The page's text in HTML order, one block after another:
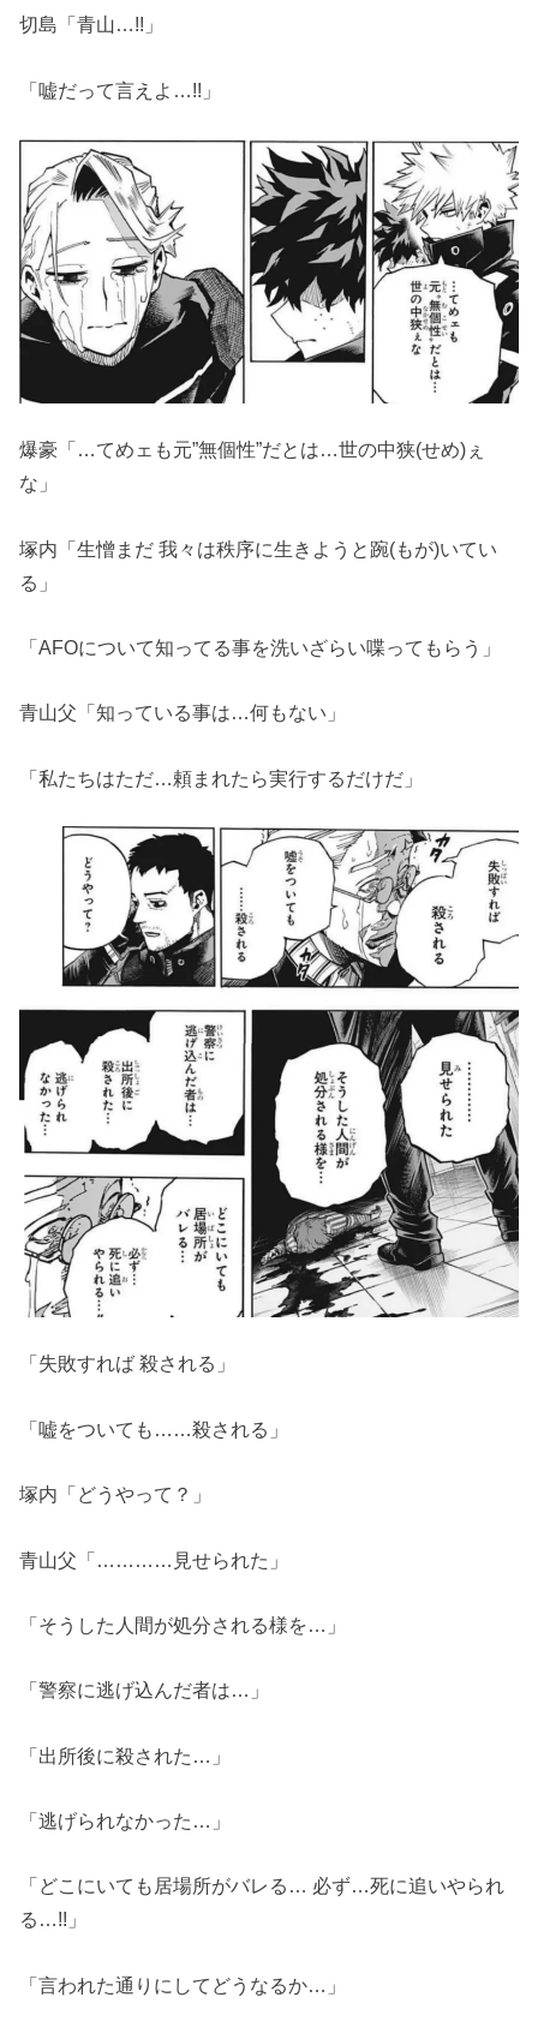
切島「青山…!!」
「嘘だって言えよ…!!」
爆豪「…てめェも元”無個性”だとは…世の中狭(せめ)ぇ
な」
塚内「生憎まだ 我々は秩序に生きようと踠(もが)いてい
る」
「AFOについて知ってる事を洗いざらい喋ってもらう」
青山父「知っている事は…何もない」
「私たちはただ…頼まれたら実行するだけだ」
「失敗すれば 殺される」
「嘘をついても……殺される」
塚内「どうやって？」
青山父「…………見せられた」
「そうした人間が処分される様を…」
「警察に逃げ込んだ者は…」
「出所後に殺された…」
「逃げられなかった…」
「どこにいても居場所がバレる… 必ず…死に追いやられ
る…!!」
「言われた通りにしてどうなるか…」